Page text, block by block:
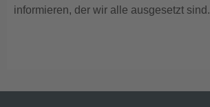
informieren, der wir alle ausgesetzt sind.